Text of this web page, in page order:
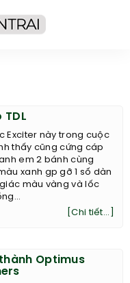
TDL
Exciter này trong cuộc
thấy cũng cứng cáp
em 2 bánh cùng
xanh gp gỡ 1 số dàn
màu vàng và lốc
[Chi tiết...]
Optimus